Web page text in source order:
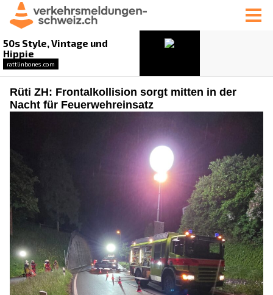
Rüti ZH: Frontalkollision sorgt mitten in der
Nacht für Feuerwehreinsatz